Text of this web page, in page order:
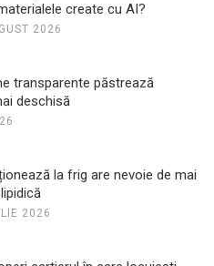
create cu AI?
2026
transparente păstrează
deschisă
la frig are nevoie de mai
2026